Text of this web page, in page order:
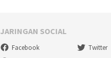
JARINGAN SOCIAL
Facebook Twitter